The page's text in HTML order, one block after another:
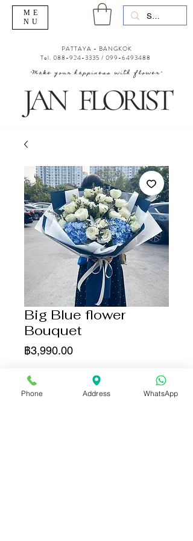
"Make your happiness with flower"
PATTAYA - BANGKOK
Tel. 088-924-3335 / 099-6493488
ME
NU
Big Blue flower
Bouquet
฿3,990.00ราคา
เพิ่มลงในรถเข็น
Phone Address WhatsApp